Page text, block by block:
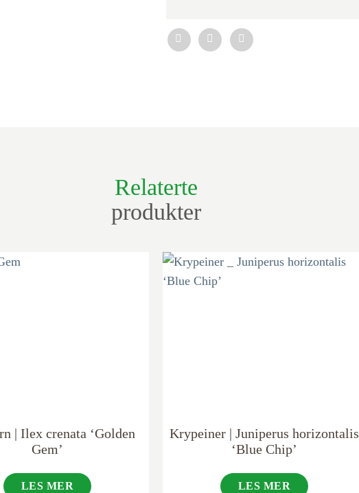
Relaterte
produkter
| Ilex crenata ‘Golden
Gem’
LES MER
Krypeiner | Juniperus horizontalis
‘Blue Chip’
LES MER